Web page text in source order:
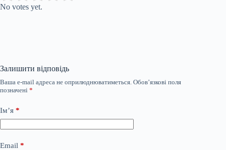
No votes yet.
Залишити відповідь
Ваша e-mail адреса не оприлюднюватиметься. Обов’язкові поля
позначені *
Ім’я *
Email *